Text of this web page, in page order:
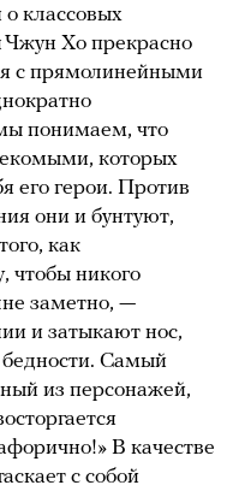
классовых
Чжун Хо прекрасно
с прямолинейными
понимаем, что
которых
его герои. Против
они и бунтуют,
как
чтобы никого
заметно, —
и затыкают нос,
бедности. Самый
из персонажей,
В качестве
с собой